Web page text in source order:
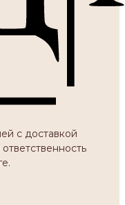
с доставкой